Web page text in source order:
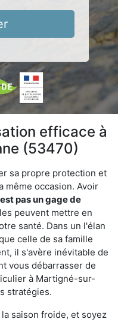
efficace à
(53470)
sa propre protection et
même occasion. Avoir
pas un gage de
peuvent mettre en
santé. Dans un l'élan
celle de sa famille
il s'avère inévitable de
vous débarrasser de
à Martigné-sur-
stratégies.
saison froide, et soyez